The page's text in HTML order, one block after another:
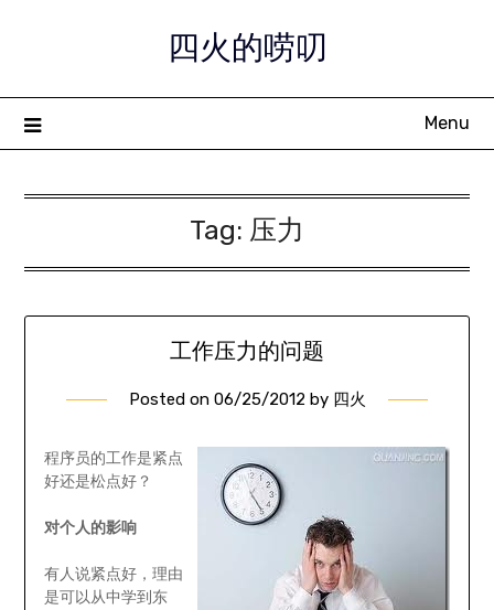
四火的唠叨
Menu
Tag: 压力
工作压力的问题
Posted on 06/25/2012 by 四火
程序员的工作是紧点
好还是松点好？
对个人的影响
有人说紧点好，理由
是可以从中学到东